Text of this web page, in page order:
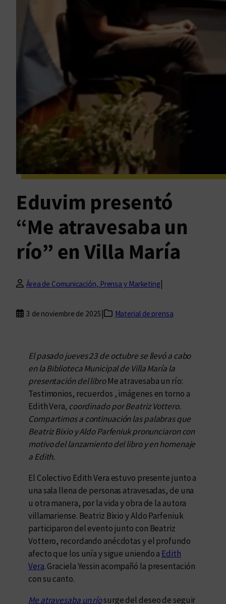
Eduvim presentó
“Me atravesaba un
río” en Villa María
Área de Comunicación, Prensa y Marketing|
3 de noviembre de 2025 | Material de prensa
El pasado jueves 23 de octubre se llevó a cabo
en la Biblioteca Municipal de Villa María la
presentación del libroMe atravesaba un río:
Testimonios, recuerdos , imágenes en torno a
Edith Vera, coordinado por Beatriz Vottero.
Compartimos a continuación las palabras que
Beatriz Bixio y Aldo Parfeniuk pronunciaron con
motivo del lanzamiento del libro y en homenaje
a Edith.
El Colectivo Edith Vera estuvo presente junto a
una sala llena de personas atravesadas, de una
u otra manera, por la vida y obra de la autora
villamariense. Beatriz Bixio y Aldo Parfeniuk
participaron del evento junto con Beatriz
Vottero, recordando anécdotas y el profundo
afecto que los unía y sigue uniendo a Edith
Vera. Graciela Yessin acompañó la presentación
con su canto.
Me atravesaba un ríosurge del deseo de seguir